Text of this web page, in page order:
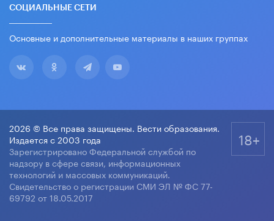
СОЦИАЛЬНЫЕ СЕТИ
Основные и дополнительные материалы в наших группах
2026 © Все права защищены. Вести образования.
Издается с 2003 года
Зарегистрировано Федеральной службой по
надзору в сфере связи, информационных
технологий и массовых коммуникаций.
Свидетельство о регистрации СМИ ЭЛ № ФС 77-
69792 от 18.05.2017
18+